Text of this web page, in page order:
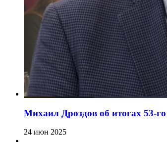
Михаил Дроздов об итогах 53-го
24 июн 2025